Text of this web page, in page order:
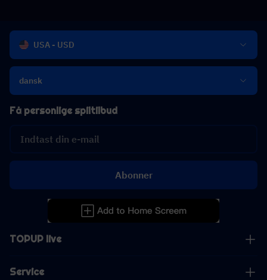
USA - USD
dansk
TOPUP live
Service
Få personlige spiltilbud
Abonner